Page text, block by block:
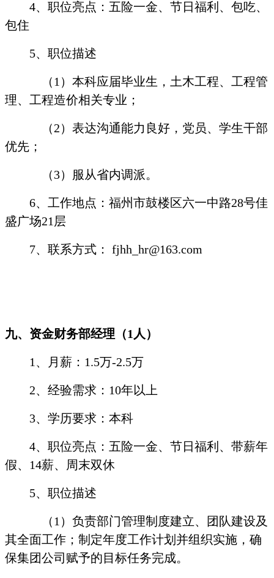
4、职位亮点：五险一金、节日福利、包吃、
包住
5、职位描述
（1 ）本科应届毕业生，土木工程、工程管
理、工程造价相关专业；
（2）表达沟通能力良好，党员、学生干部
优先；
（3）服从省内调派。
6、工作地点：福州市鼓楼区六一中路28号佳
盛广场21 层
7、联系方式： fjhh_hr@163.com
九、资金财务部经理（1 人）
1 、月薪： 1.5万-2.5万
2、经验需求： 10年以上
3、学历要求：本科
4、职位亮点：五险一金、节日福利、带薪年
假、 14薪、周末双休
5、职位描述
（1 ）负责部门管理制度建立、团队建设及
其全面工作；制定年度工作计划并组织实施，确
保集团公司赋予的目标任务完成。